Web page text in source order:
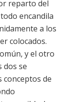
reparto del
encandila
a los
colocados.
y el otro
dos se
conceptos de